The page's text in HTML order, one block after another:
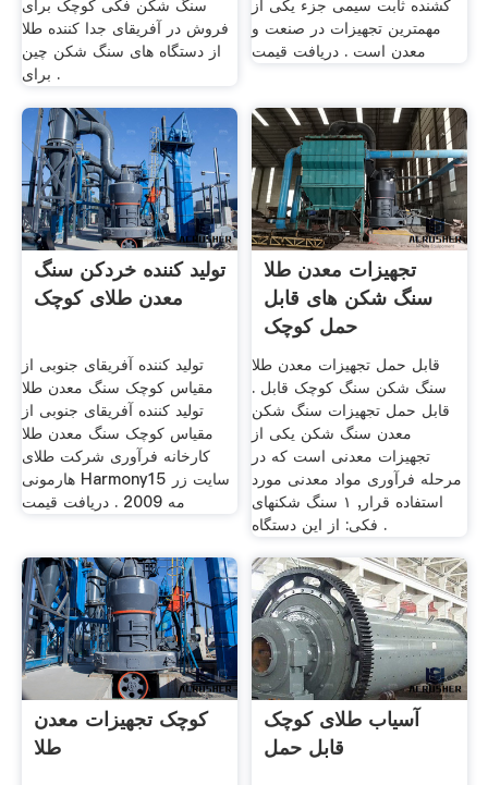
سنگ شکن فکی کوچک برای
فروش در آفریقای جدا کننده طلا
از دستگاه های سنگ شکن چین
برای .
کشنده ثابت سیمی جزء یکی از
مهمترین تجهیزات در صنعت و
معدن است . دریافت قیمت
تولید کننده خردکن سنگ
معدن طلای کوچک
تولید کننده آفریقای جنوبی از
مقیاس کوچک سنگ معدن طلا
تولید کننده آفریقای جنوبی از
مقیاس کوچک سنگ معدن طلا
کارخانه فرآوری شرکت طلای
هارمونی Harmonyسایت زر 15
مه 2009 . دریافت قیمت
تجهیزات معدن طلا
سنگ شکن های قابل
حمل کوچک
قابل حمل تجهیزات معدن طلا
سنگ شکن سنگ کوچک قابل .
قابل حمل تجهیزات سنگ شکن
معدن سنگ شکن یکی از
تجهیزات معدنی است که در
مرحله فرآوری مواد معدنی مورد
استفاده قرار, ۱ سنگ شکنهای
فکی: از این دستگاه .
کوچک تجهیزات معدن
طلا
آسیاب طلای کوچک
قابل حمل